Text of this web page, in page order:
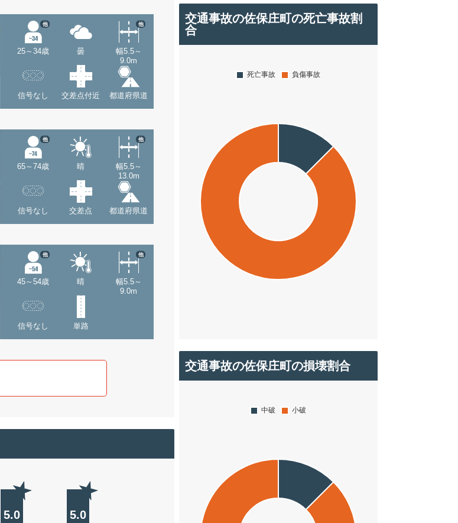
25～34歳
他
曇
幅5.5～
9.0m
他
信号なし 交差点付近 都道府県道
65～74歳
他
晴
幅5.5～
13.0m
他
信号なし 交差点 都道府県道
45～54歳
他
晴
幅5.5～
9.0m
他
信号なし 単路
5.0 5.0
交通事故の佐保庄町の死亡事故割
合
交通事故の佐保庄町の損壊割合